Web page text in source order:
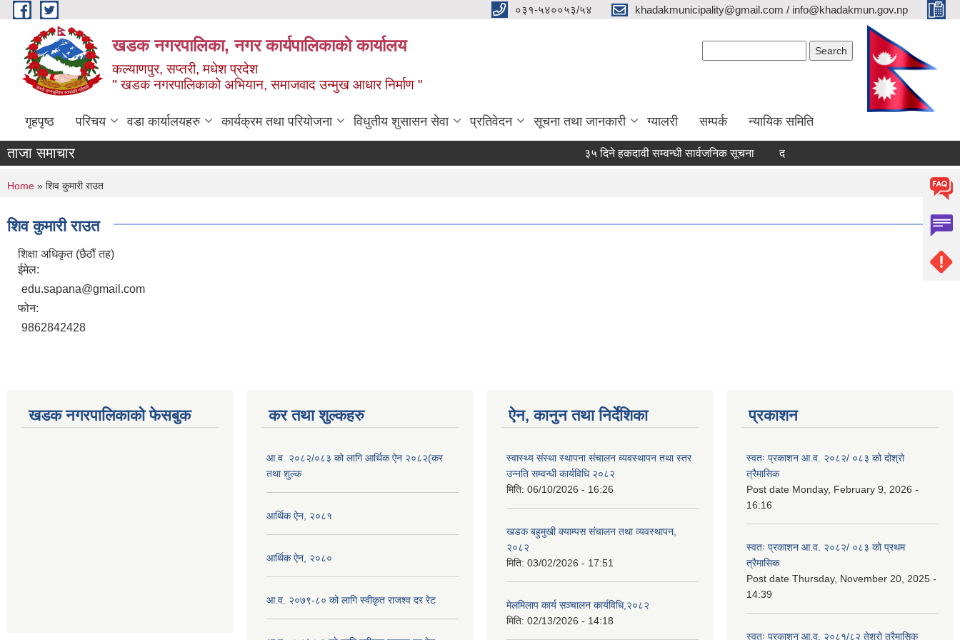
Skip to main content ०३१-५४००५३/५४ khadakmunicipality@gmail.com / info@khadakmun.gov.np
खडक नगरपालिका, नगर कार्यपालिकाकाे कार्यालय
कल्याणपुर, सप्तरी, मधेश प्रदेश
" खडक नगरपालिकाको अभियान, समाजवाद उन्मुख आधार निर्माण "
गृहपृष्ठ परिचय वडा कार्यालयहरु कार्यक्रम तथा परियोजना विधुतीय शुसासन सेवा प्रतिवेदन सूचना तथा जानकारी ग्यालरी सम्पर्क न्यायिक समिति
ताजा समाचार ३५ दिने हकदावी सम्वन्धी सार्वजनिक सूचना दरभाउपत्र स्वीकृत गर्ने आश्यको सूचना
You are here
Home » शिव कुमारी राउत
शिव कुमारी राउत
शिक्षा अधिकृत (छैठौं तह)
ईमेल:
edu.sapana@gmail.com
फोन:
9862842428
खडक नगरपालिकाको फेसबुक कर तथा शुल्कहरु
आ.व. २०८२/०८३ को लागि आर्थिक ऐन २०८२(कर
तथा शुल्क
आर्थिक ऐन, २०८१
आर्थिक ऐन, २०८०
आ.व. २०७९-८० को लागि स्वीकृत राजश्व दर रेट
ऐन, कानुन तथा निर्देशिका
स्वास्थ्य संस्था स्थापना संचालन व्यवस्थापन तथा स्तर
उन्नति सम्वन्धी कार्यविधि २०८२
मिति: 06/10/2026 - 16:26
खडक बहुमुखी क्याम्पस संचालन तथा व्यवस्थापन,
२०८२
मिति: 03/02/2026 - 17:51
मेलमिलाप कार्य सञ्चालन कार्यविधि,२०८२
मिति: 02/13/2026 - 14:18
प्रकाशन
स्वतः प्रकाशन आ.व. २०८२/ ०८३ को दोश्रो
त्रैमासिक
Post date Monday, February 9, 2026 -
16:16
स्वतः प्रकाशन आ.व. २०८२/ ०८३ को प्रथम
त्रैमासिक
Post date Thursday, November 20, 2025 -
14:39
स्वतः प्रकाशन आ.व. २०८१/८२ तेश्रो त्रैमासिक